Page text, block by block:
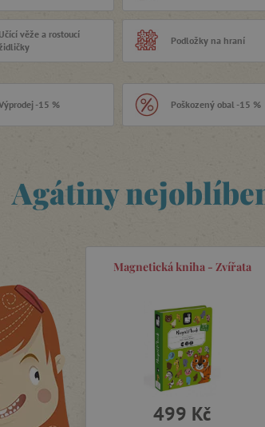
Učící věže a rostoucí
Podložky na hraní
-15 % Poškozený obal -15 %
Agátiny
Magnetická kniha - Zvířata
499 Kč